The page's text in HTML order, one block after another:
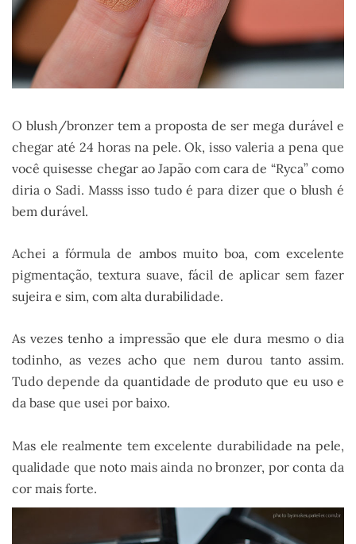
O blush/bronzer tem a proposta de ser mega durável e
chegar até 24 horas na pele. Ok, isso valeria a pena que
você quisesse chegar ao Japão com cara de “Ryca” como
diria o Sadi. Masss isso tudo é para dizer que o blush é
bem durável.
Achei a fórmula de ambos muito boa, com excelente
pigmentação, textura suave, fácil de aplicar sem fazer
sujeira e sim, com alta durabilidade.
As vezes tenho a impressão que ele dura mesmo o dia
todinho, as vezes acho que nem durou tanto assim.
Tudo depende da quantidade de produto que eu uso e
da base que usei por baixo.
Mas ele realmente tem excelente durabilidade na pele,
qualidade que noto mais ainda no bronzer, por conta da
cor mais forte.